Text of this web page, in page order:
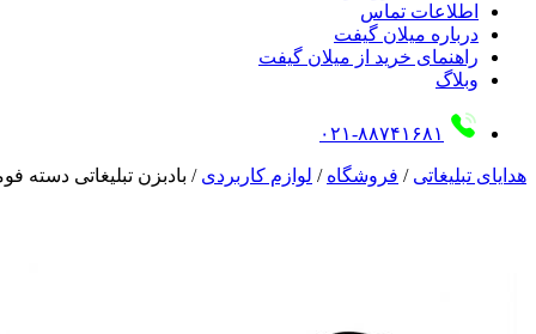
اطلاعات تماس
درباره میلان گیفت
راهنمای خرید از میلان گیفت
وبلاگ
۰۲۱-۸۸۷۴۱۶۸۱
هدایای تبلیغاتی / فروشگاه / لوازم کاربردی / بادبزن تبلیغاتی دسته